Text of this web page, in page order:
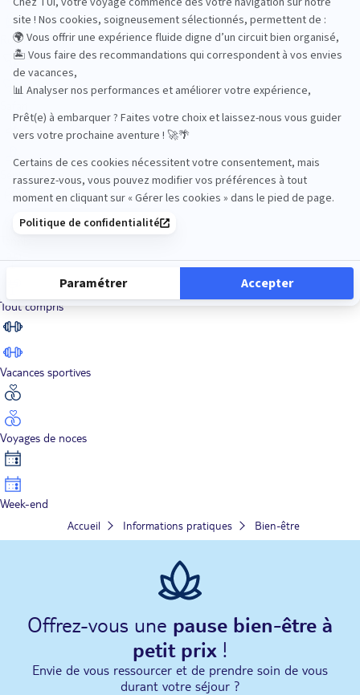
Road Trips
Sénior
Tout compris
Vacances sportives
Voyages de noces
Week-end
Accueil Informations pratiques Bien-être
Offrez-vous une pause bien-être à
petit prix !
Envie de vous ressourcer et de prendre soin de vous
durant votre séjour ?